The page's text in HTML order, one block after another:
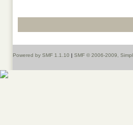
Powered by SMF 1.1.10 | SMF © 2006-2009,